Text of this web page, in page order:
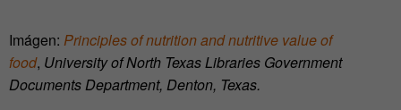
Imágen: Principles of nutrition and nutritive value of
food, University of North Texas Libraries Government
Documents Department, Denton, Texas.